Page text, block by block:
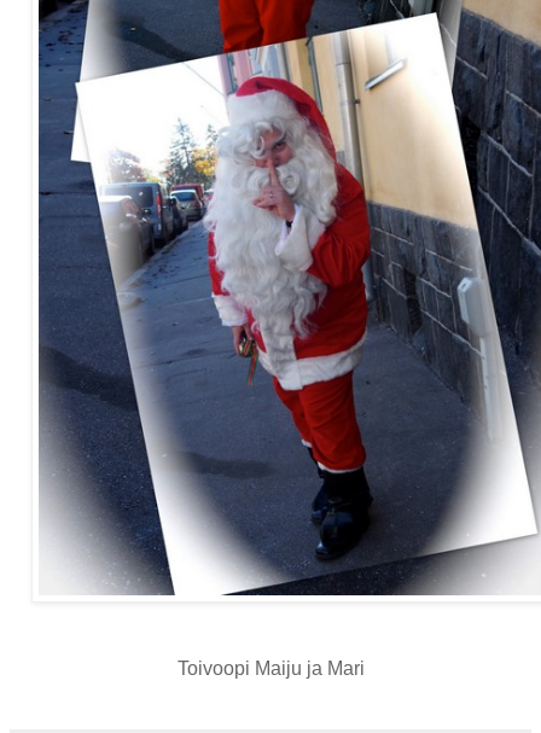
Toivoopi Maiju ja Mari